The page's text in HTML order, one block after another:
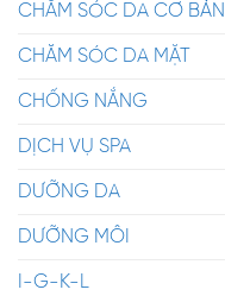
CHĂM SÓC DA CƠ BẢN
CHĂM SÓC DA MẶT
CHỐNG NẮNG
DỊCH VỤ SPA
DƯỠNG DA
DƯỠNG MÔI
I-G-K-L